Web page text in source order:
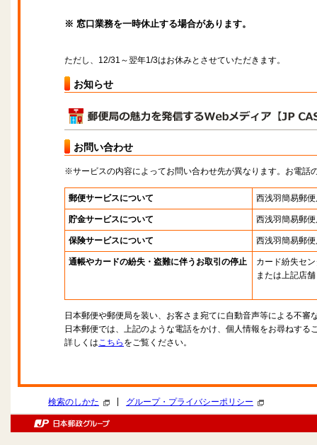
※ 窓口業務を一時休止する場合があります。
ただし、12/31～翌年1/3はお休みとさせていただきます。
お知らせ
お問い合わせ
※サービスの内容によってお問い合わせ先が異なります。お電話
郵便サービスについて 西浅羽簡易郵
貯金サービスについて 西浅羽簡易郵
保険サービスについて 西浅羽簡易郵
通帳やカードの紛失・盗難に伴うお取引の停止
カード紛失セ
または上記店舗
日本郵便や郵便局を装い、お客さま宛てに自動音声等による不審
日本郵便では、上記のような電話をかけ、個人情報をお尋ねする
詳しくはこちら をご覧ください。
検索のしかた グループ・プライバシーポリシー